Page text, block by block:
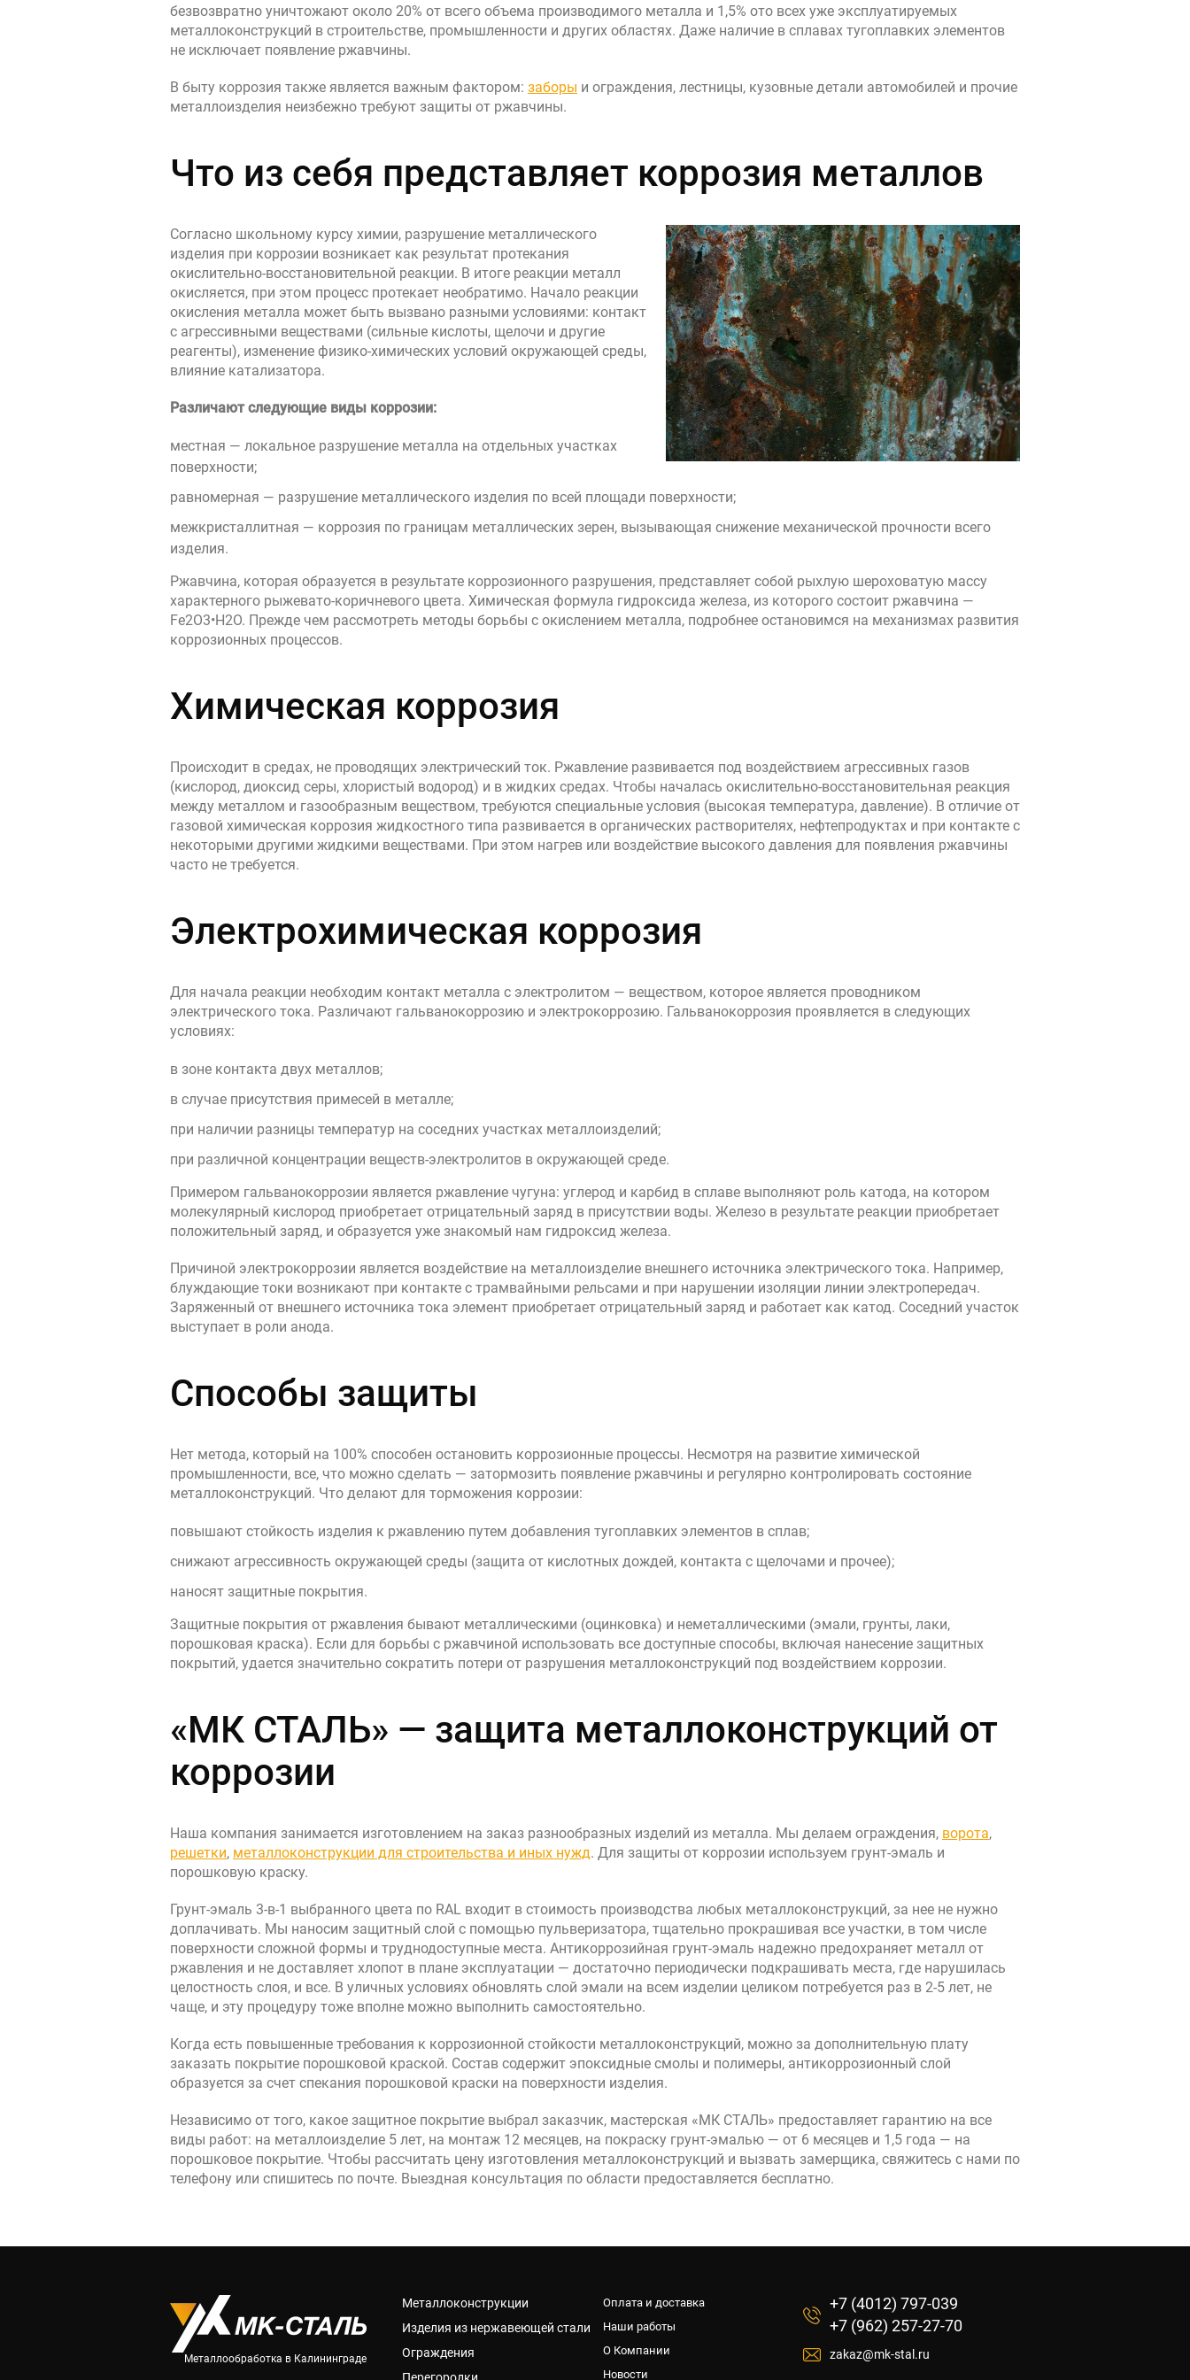
Интерьерные в стиле лофт
безвозвратно уничтожают около 20% от всего объема производимого металла и 1,5% ото всех уже эксплуатируемых
металлоконструкций в строительстве, промышленности и других областях. Даже наличие в сплавах тугоплавких элементов
не исключает появление ржавчины.
В быту коррозия также является важным фактором: заборы и ограждения, лестницы, кузовные детали автомобилей и прочие
металлоизделия неизбежно требуют защиты от ржавчины.
Что из себя представляет коррозия металлов
Согласно школьному курсу химии, разрушение металлического
изделия при коррозии возникает как результат протекания
окислительно-восстановительной реакции. В итоге реакции металл
окисляется, при этом процесс протекает необратимо. Начало реакции
окисления металла может быть вызвано разными условиями: контакт
с агрессивными веществами (сильные кислоты, щелочи и другие
реагенты), изменение физико-химических условий окружающей среды,
влияние катализатора.
Различают следующие виды коррозии:
местная — локальное разрушение металла на отдельных участках
поверхности;
равномерная — разрушение металлического изделия по всей площади поверхности;
межкристаллитная — коррозия по границам металлических зерен, вызывающая снижение механической прочности всего
изделия.
Ржавчина, которая образуется в результате коррозионного разрушения, представляет собой рыхлую шероховатую массу
характерного рыжевато-коричневого цвета. Химическая формула гидроксида железа, из которого состоит ржавчина —
Fe2O3•H2О. Прежде чем рассмотреть методы борьбы с окислением металла, подробнее остановимся на механизмах развития
коррозионных процессов.
Химическая коррозия
Происходит в средах, не проводящих электрический ток. Ржавление развивается под воздействием агрессивных газов
(кислород, диоксид серы, хлористый водород) и в жидких средах. Чтобы началась окислительно-восстановительная реакция
между металлом и газообразным веществом, требуются специальные условия (высокая температура, давление). В отличие от
газовой химическая коррозия жидкостного типа развивается в органических растворителях, нефтепродуктах и при контакте с
некоторыми другими жидкими веществами. При этом нагрев или воздействие высокого давления для появления ржавчины
часто не требуется.
Электрохимическая коррозия
Для начала реакции необходим контакт металла с электролитом — веществом, которое является проводником
электрического тока. Различают гальванокоррозию и электрокоррозию. Гальванокоррозия проявляется в следующих
условиях:
в зоне контакта двух металлов;
в случае присутствия примесей в металле;
при наличии разницы температур на соседних участках металлоизделий;
при различной концентрации веществ-электролитов в окружающей среде.
Примером гальванокоррозии является ржавление чугуна: углерод и карбид в сплаве выполняют роль катода, на котором
молекулярный кислород приобретает отрицательный заряд в присутствии воды. Железо в результате реакции приобретает
положительный заряд, и образуется уже знакомый нам гидроксид железа.
Причиной электрокоррозии является воздействие на металлоизделие внешнего источника электрического тока. Например,
блуждающие токи возникают при контакте с трамвайными рельсами и при нарушении изоляции линии электропередач.
Заряженный от внешнего источника тока элемент приобретает отрицательный заряд и работает как катод. Соседний участок
выступает в роли анода.
Способы защиты
Нет метода, который на 100% способен остановить коррозионные процессы. Несмотря на развитие химической
промышленности, все, что можно сделать — затормозить появление ржавчины и регулярно контролировать состояние
металлоконструкций. Что делают для торможения коррозии:
повышают стойкость изделия к ржавлению путем добавления тугоплавких элементов в сплав;
снижают агрессивность окружающей среды (защита от кислотных дождей, контакта с щелочами и прочее);
наносят защитные покрытия.
Защитные покрытия от ржавления бывают металлическими (оцинковка) и неметаллическими (эмали, грунты, лаки,
порошковая краска). Если для борьбы с ржавчиной использовать все доступные способы, включая нанесение защитных
покрытий, удается значительно сократить потери от разрушения металлоконструкций под воздействием коррозии.
«МК СТАЛЬ» — защита металлоконструкций от
коррозии
Наша компания занимается изготовлением на заказ разнообразных изделий из металла. Мы делаем ограждения, ворота,
решетки, металлоконструкции для строительства и иных нужд. Для защиты от коррозии используем грунт-эмаль и
порошковую краску.
Грунт-эмаль 3-в-1 выбранного цвета по RAL входит в стоимость производства любых металлоконструкций, за нее не нужно
доплачивать. Мы наносим защитный слой с помощью пульверизатора, тщательно прокрашивая все участки, в том числе
поверхности сложной формы и труднодоступные места. Антикоррозийная грунт-эмаль надежно предохраняет металл от
ржавления и не доставляет хлопот в плане эксплуатации — достаточно периодически подкрашивать места, где нарушилась
целостность слоя, и все. В уличных условиях обновлять слой эмали на всем изделии целиком потребуется раз в 2-5 лет, не
чаще, и эту процедуру тоже вполне можно выполнить самостоятельно.
Когда есть повышенные требования к коррозионной стойкости металлоконструкций, можно за дополнительную плату
заказать покрытие порошковой краской. Состав содержит эпоксидные смолы и полимеры, антикоррозионный слой
образуется за счет спекания порошковой краски на поверхности изделия.
Независимо от того, какое защитное покрытие выбрал заказчик, мастерская «МК СТАЛЬ» предоставляет гарантию на все
виды работ: на металлоизделие 5 лет, на монтаж 12 месяцев, на покраску грунт-эмалью — от 6 месяцев и 1,5 года — на
порошковое покрытие. Чтобы рассчитать цену изготовления металлоконструкций и вызвать замерщика, свяжитесь с нами по
телефону или спишитесь по почте. Выездная консультация по области предоставляется бесплатно.
Металлообработка в Калининграде
Металлоконструкции
Изделия из нержавеющей стали
Ограждения
Оплата и доставка
Наши работы
О Компании
Новости
+7 (4012) 797-039
+7 (962) 257-27-70
zakaz@mk-stal.ru